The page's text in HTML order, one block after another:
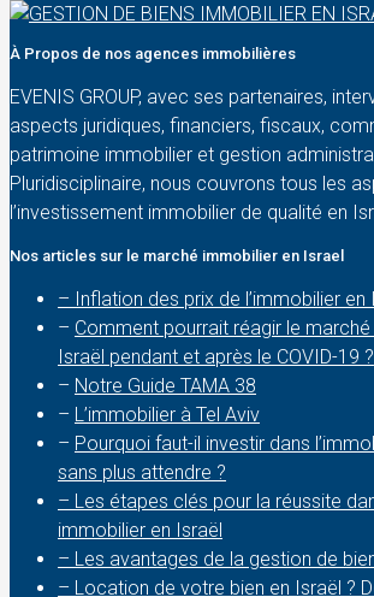
À Propos de nos agences immobilières
EVENIS GROUP, avec ses partenaires,
aspects juridiques, financiers, fiscaux,
patrimoine immobilier et gestion
Pluridisciplinaire, nous couvrons tous les
l’investissement immobilier de qualité en
Nos articles sur le marché immobilier en Israel
– Inflation des prix de l’immobilier en
– Comment pourrait réagir le
Israël pendant et après le COVID-19 ?
– Notre Guide TAMA 38
– L’immobilier à Tel Aviv
– Pourquoi faut-il investir dans
sans plus attendre ?
– Les étapes clés pour la réussite
immobilier en Israël
– Les avantages de la gestion de
– Location de votre bien en Israël ?